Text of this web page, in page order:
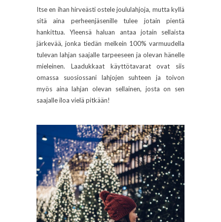
Itse en ihan hirveästi ostele joululahjoja, mutta kyllä
sitä aina perheenjäsenille tulee jotain pientä
hankittua. Yleensä haluan antaa jotain sellaista
järkevää, jonka tiedän melkein 100% varmuudella
tulevan lahjan saajalle tarpeeseen ja olevan hänelle
mieleinen. Laadukkaat käyttötavarat ovat siis
omassa suosiossani lahjojen suhteen ja toivon
myös aina lahjan olevan sellainen, josta on sen
saajalle iloa vielä pitkään!